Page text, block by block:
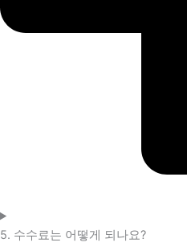
5. 수수료는 어떻게 되나요?